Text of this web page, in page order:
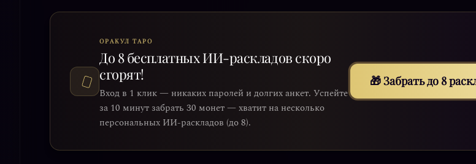
ОРАКУЛ ТАРО
До 8 бесплатных ИИ-раскладов скоро
сгорят!
Вход в 1 клик — никаких паролей и долгих анкет. Успейте
за 10 минут забрать 30 монет — хватит на несколько
персональных ИИ-раскладов (до 8).
🎁 Забрать до 8